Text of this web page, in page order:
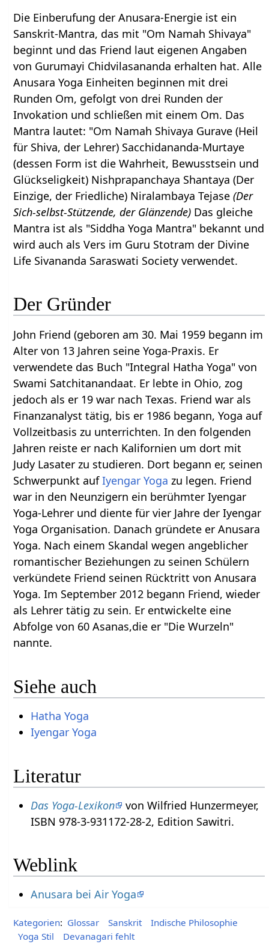
Die Einberufung der Anusara-Energie ist ein
Sanskrit-Mantra, das mit "Om Namah Shivaya"
beginnt und das Friend laut eigenen Angaben
von Gurumayi Chidvilasananda erhalten hat. Alle
Anusara Yoga Einheiten beginnen mit drei
Runden Om, gefolgt von drei Runden der
Invokation und schließen mit einem Om. Das
Mantra lautet: "Om Namah Shivaya Gurave (Heil
für Shiva, der Lehrer) Sacchidananda-Murtaye
(dessen Form ist die Wahrheit, Bewusstsein und
Glückseligkeit) Nishprapanchaya Shantaya (Der
Einzige, der Friedliche) Niralambaya Tejase (Der
Sich-selbst-Stützende, der Glänzende) Das gleiche
Mantra ist als "Siddha Yoga Mantra" bekannt und
wird auch als Vers im Guru Stotram der Divine
Life Sivananda Saraswati Society verwendet.
Der Gründer
John Friend (geboren am 30. Mai 1959 begann im
Alter von 13 Jahren seine Yoga-Praxis. Er
verwendete das Buch "Integral Hatha Yoga" von
Swami Satchitanandaat. Er lebte in Ohio, zog
jedoch als er 19 war nach Texas. Friend war als
Finanzanalyst tätig, bis er 1986 begann, Yoga auf
Vollzeitbasis zu unterrichten. In den folgenden
Jahren reiste er nach Kalifornien um dort mit
Judy Lasater zu studieren. Dort begann er, seinen
Schwerpunkt aufIyengar Yoga zu legen. Friend
war in den Neunzigern ein berühmter Iyengar
Yoga-Lehrer und diente für vier Jahre der Iyengar
Yoga Organisation. Danach gründete er Anusara
Yoga. Nach einem Skandal wegen angeblicher
romantischer Beziehungen zu seinen Schülern
verkündete Friend seinen Rücktritt von Anusara
Yoga. Im September 2012 begann Friend, wieder
als Lehrer tätig zu sein. Er entwickelte eine
Abfolge von 60 Asanas,die er "Die Wurzeln"
nannte.
Siehe auch
Hatha Yoga
Iyengar Yoga
Literatur
Das Yoga-Lexikon
von Wilfried Hunzermeyer,
ISBN 978-3-931172-28-2, Edition Sawitri.
Weblink
Anusara bei Air Yoga
Kategorien: Glossar Sanskrit
Indische Philosophie
Yoga Stil
Devanagari fehlt